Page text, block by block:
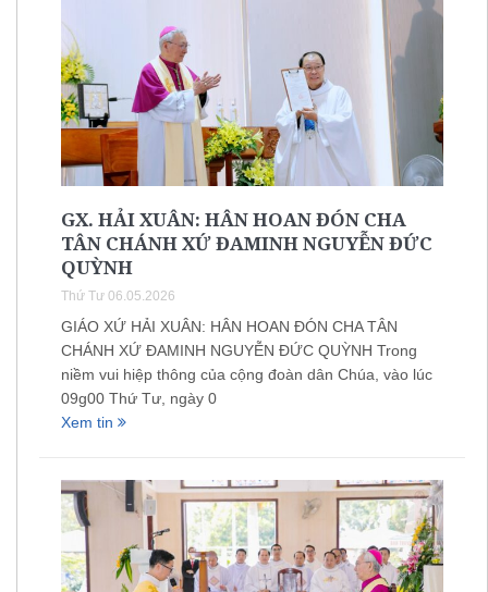
GX. HẢI XUÂN: HÂN HOAN ĐÓN CHA
TÂN CHÁNH XỨ ĐAMINH NGUYỄN ĐỨC
QUỲNH
Thứ Tư 06.05.2026
GIÁO XỨ HẢI XUÂN: HÂN HOAN ĐÓN CHA TÂN
CHÁNH XỨ ĐAMINH NGUYỄN ĐỨC QUỲNH Trong
niềm vui hiệp thông của cộng đoàn dân Chúa, vào lúc
09g00 Thứ Tư, ngày 0
Xem tin